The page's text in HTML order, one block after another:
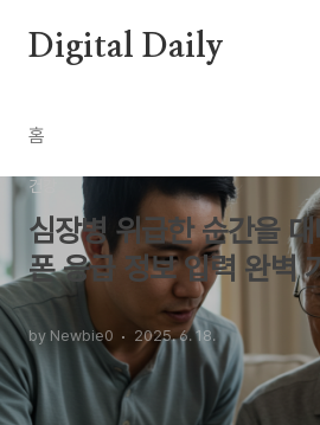
Digital Daily
홈
건강
심장병 위급한 순간을
폰 응급 정보 입력 완벽
by Newbie0 2025. 6. 18.